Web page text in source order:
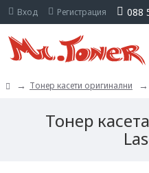
Вход Регистрация 088
Тонер касети оригинални
Тонер